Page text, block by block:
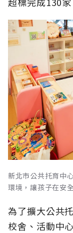
新北市公共托育中
環境，讓孩子在安
為了擴大公共
校舍、活動中